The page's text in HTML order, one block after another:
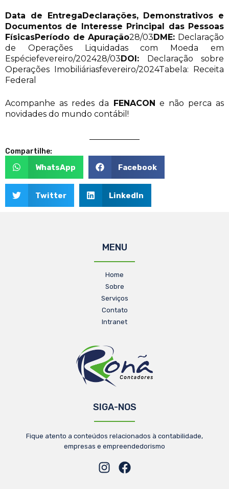
Data de Entrega Declarações, Demonstrativos e
Documentos de Interesse Principal das Pessoas
FísicasPeríodo de Apuração28/03 DME: Declaração
de Operações Liquidadas com Moeda em
Espéciefevereiro/202428/03 DOI: Declaração sobre
Operações Imobiliáriasfevereiro/2024Tabela: Receita
Federal
Acompanhe as redes da FENACON e não perca as
novidades do mundo contábil!
Compartilhe:
WhatsApp Facebook
Twitter LinkedIn
MENU
Home
Sobre
Serviços
Contato
Intranet
SIGA-NOS
Fique atento a conteúdos relacionados à contabilidade,
empresas e empreendedorismo